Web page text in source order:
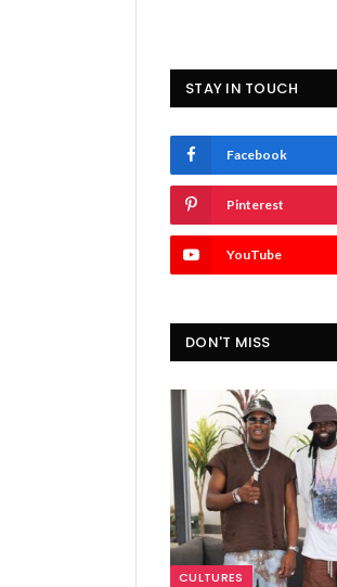
STAY IN TOUCH
Facebook
Pinterest
YouTube
DON'T MISS
CULTURES